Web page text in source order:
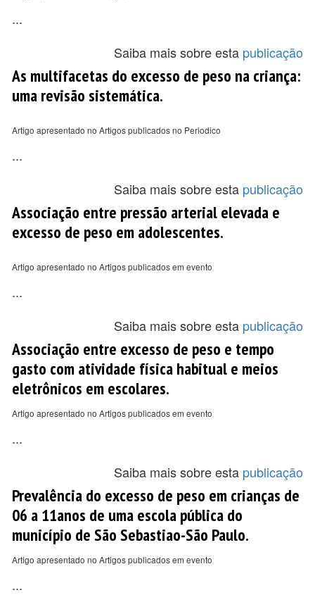
...
Saiba mais sobre esta publicação
As multifacetas do excesso de peso na criança:
uma revisão sistemática.
Artigo apresentado no Artigos publicados no Periodico
...
Saiba mais sobre esta publicação
Associação entre pressão arterial elevada e
excesso de peso em adolescentes.
Artigo apresentado no Artigos publicados em evento
...
Saiba mais sobre esta publicação
Associação entre excesso de peso e tempo
gasto com atividade física habitual e meios
eletrônicos em escolares.
Artigo apresentado no Artigos publicados em evento
...
Saiba mais sobre esta publicação
Prevalência do excesso de peso em crianças de
06 a 11anos de uma escola pública do
município de São Sebastiao-São Paulo.
Artigo apresentado no Artigos publicados em evento
...